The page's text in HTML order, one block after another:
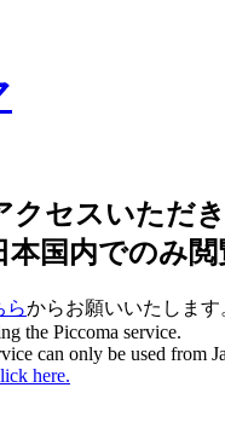
クセスいただ
国内でのみ閲
らからお願いいたします
the Piccoma service.
can only be used from
here.